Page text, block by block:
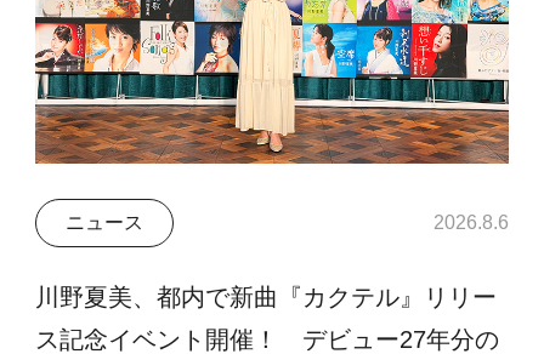
ニュース 2026.8.6
川野夏美、都内で新曲『カクテル』リリー
ス記念イベント開催！ デビュー27年分の